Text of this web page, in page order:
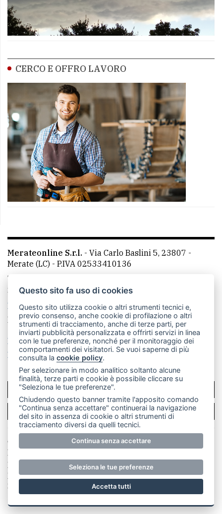
CERCO E OFFRO LAVORO
Merateonline S.r.l. - Via Carlo Baslini 5, 23807 -
Merate (LC) - P.IVA 02533410136
Telefono:
mail: redazione@merateonline.it
La redazione
CasateOnline LeccoOnline
RSS
Made by VIP
Privacy policy
Cookie policy
Rivedi le tue scelte sui cookie
SCRIVICI
PER LA TUA PUBBLICITÀ
© Copyright Merateonline S.r.l. - Tutti i diritti riservati.
E' proibita la riproduzione e pubblicazione anche
parziale di testi, articoli e immagini senza la
preventiva autorizzazione scritta dell'editore. RI Lecco
numero Rea LC 291.277 - Capitale sociale 10.329,14 €
Questo sito fa uso di cookies
Questo sito utilizza cookie o altri strumenti tecnici e,
previo consenso, anche cookie di profilazione o altri
strumenti di tracciamento, anche di terze parti, per
inviarti pubblicità personalizzata e offrirti servizi in linea
con le tue preferenze, nonché per il monitoraggio dei
comportamenti dei visitatori. Se vuoi saperne di più
consulta lacookie policy.
Per selezionare in modo analitico soltanto alcune
finalità, terze parti e cookie è possibile cliccare su
"Seleziona le tue preferenze".
Chiudendo questo banner tramite l'apposito comando
"Continua senza accettare" continuerai la navigazione
del sito in assenza di cookie o altri strumenti di
tracciamento diversi da quelli tecnici.
Continua senza accettare
Seleziona le tue preferenze
Accetta tutti